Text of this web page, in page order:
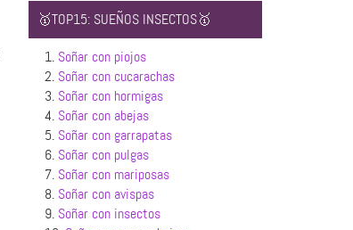
🥇TOP15: SUEÑOS INSECTOS🥇
1. Soñar con piojos
2. Soñar con cucarachas
3. Soñar con hormigas
4. Soñar con abejas
5. Soñar con garrapatas
6. Soñar con pulgas
7. Soñar con mariposas
8. Soñar con avispas
9. Soñar con insectos